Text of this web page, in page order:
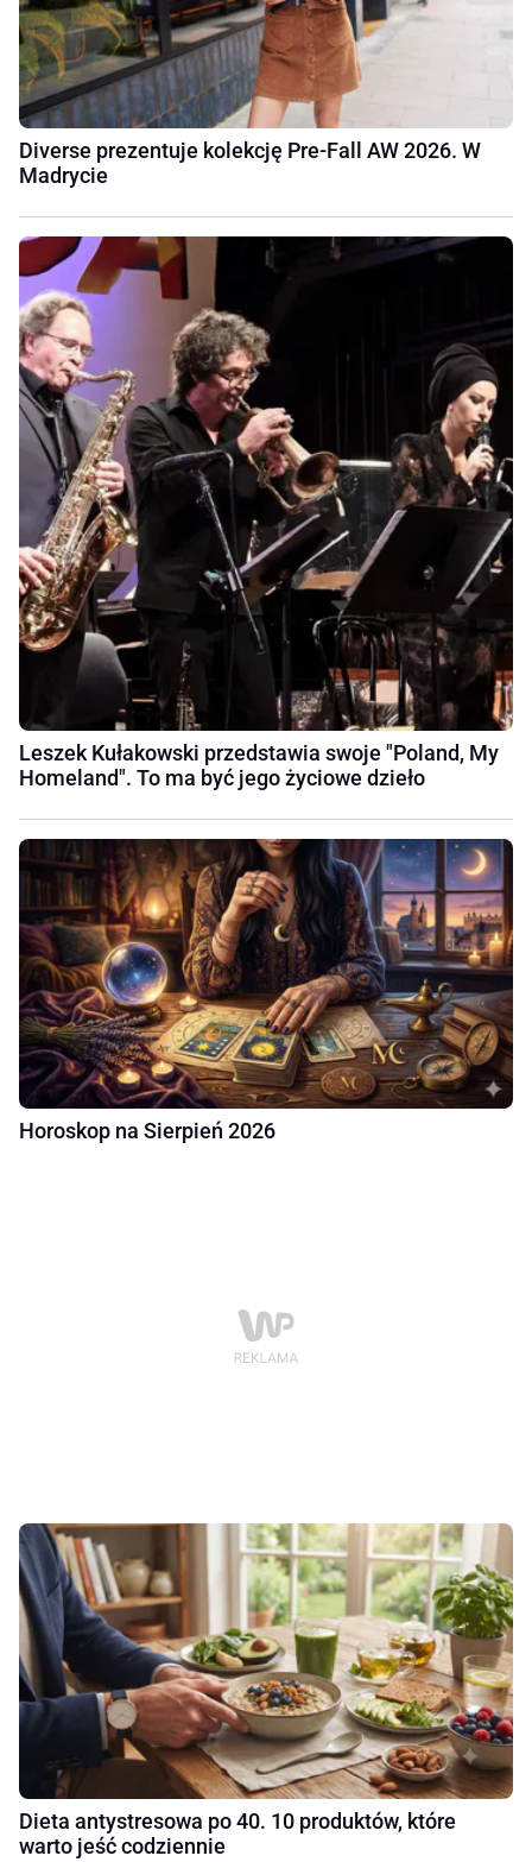
Diverse prezentuje kolekcję Pre-Fall AW 2026. W
Madrycie
Leszek Kułakowski przedstawia swoje "Poland, My
Homeland". To ma być jego życiowe dzieło
Horoskop na Sierpień 2026
Dieta antystresowa po 40. 10 produktów, które
warto jeść codziennie